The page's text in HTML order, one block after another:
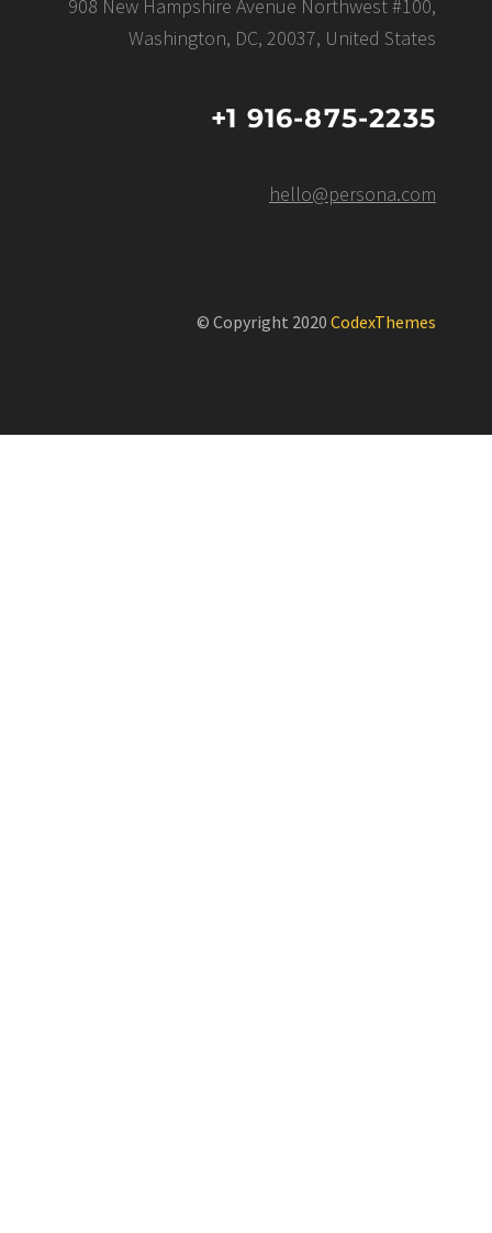
908 New Hampshire Avenue Northwest #100,
Washington, DC, 20037, United States
+1 916-875-2235
hello@persona.com
© Copyright 2020 CodexThemes